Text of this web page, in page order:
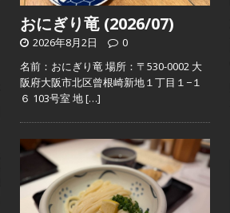
おにぎり竜 (2026/07)
2026年8月2日
0
名前：おにぎり竜 場所：〒530-0002 大
阪府大阪市北区曾根崎新地１丁目１−１
６ 103号室 地[…]